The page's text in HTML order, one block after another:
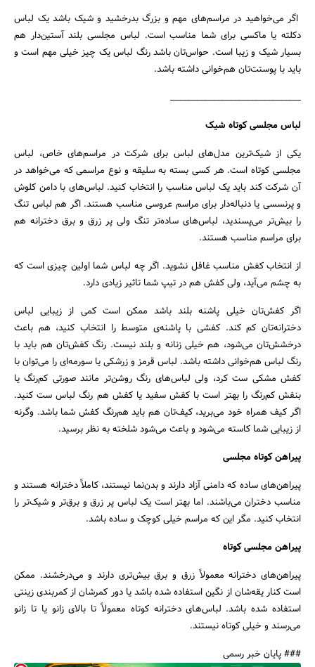
اگر می‌خواهید در مراسم‌های مهم و بزرگ بدرخشید و شیک باشد یک لباس
دکلته یا ماکسی برای شما مناسب است. لباس مجلسی بلند آستین‌دار هم
بسیار شیک و زیبا است. حواس‌تان باشد رنگ لباس یک چیز خیلی مهم است و
باید با پوستت‌تان هم‌خوانی داشته باشد.
_______________________________
لباس مجلسی کوتاه شیک
یکی از شیک‌ترین مدل‌های لباس برای شرکت در مراسم‌های خاص، لباس
مجلسی کوتاه است. هر کسی بسته به سلیقه و نوع مراسمی‌ که می‌خواهد در
آن شرکت کند باید یک لباس مناسب را انتخاب کنید. لباس‌های با دامن کلوش
و پرنسسی یا دنباله‌دار برای مراسم عروسی مناسب هستند. اگر هم لباس تنگ
را بیش‌تر می‌پسندید، لباس‌های ساده‌تر تنگ ولی پر زرق و برق دخترانه هم
برای مراسم مناسب هستند.
از انتخاب کفش مناسب غافل نشوید. اگر چه لباس شما اولین چیزی است که
به چشم می‌آید، ولی کفش هم در تیپ شما تاثیر زیادی دارد.
اگر کفش‌تان خیلی پاشنه بلند باشد ممکن است کمی از زیبایی لباس
دخترانه‌تان کم کند. کفشی با پاشنه‌ی متوسط را انتخاب کنید، هم باعث
درخشش‌تان می‌شود، هم خیلی زنانه و بلند نیست. رنگ کفش‌تان هم باید با
رنگ لباس هم‌خوانی داشته باشد. لباس قرمز و زرشکی یا سورمه‌ای را می‌توان با
کفش مشکی ست کرد، ولی لباس‌های رنگ روشن‌تر مانند صورتی کم‌رنگ یا
بنفش کم‌رنگ را بهتر است با کفش سفید یا کفش هم رنگ لباس ست کنید.
اگر کیف همراه خود می‌برید، کیف‌تان هم باید هم‌رنگ کفش شما باشد. وگرنه
از زیبایی شما کاسته می‌شود و باعث می‌شود شلخته به نظر برسید.
پیراهن کوتاه مجلسی
پیراهن‌های ساده که دامنی آزاد دارند و بدن‌نما نیستند، کاملاً دخترانه هستند و
مناسب دختران می‌باشند‌. اما بهتر است یک لباس پر زرق و برق‌تر و شیک‌تر را
انتخاب کنید. مگر این که مراسم خیلی کوچک و ساده باشد.
پیراهن مجلسی کوتاه
پیراهن‌های دخترانه معمولاً زرق و برق بیش‌تری دارند و می‌درخشند. ممکن‌
است کنار یقه‌شان از نگین استفاده شده باشد یا دور کمرشان از کمربندی زینتی
استفاده شده باشد. لباس‌های دخترانه کوتاه معمولاً تا بالای زانو یا تا زانو
می‌رسند و خیلی کوتاه نیستند.
### پایان خبر رسمی